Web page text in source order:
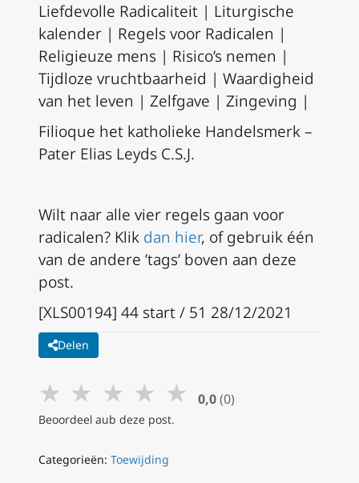
Liefdevolle Radicaliteit | Liturgische
kalender | Regels voor Radicalen |
Religieuze mens | Risico’s nemen |
Tijdloze vruchtbaarheid | Waardigheid
van het leven | Zelfgave | Zingeving |
Filioque het katholieke Handelsmerk –
Pater Elias Leyds C.S.J.
Wilt naar alle vier regels gaan voor
radicalen? Klik dan hier, of gebruik één
van de andere ’tags’ boven aan deze
post.
[XLS00194] 44 start / 51 28/12/2021
Delen
★ ★ ★ ★ ★ 0,0 (0)
Beoordeel aub deze post.
Categorieën: Toewijding